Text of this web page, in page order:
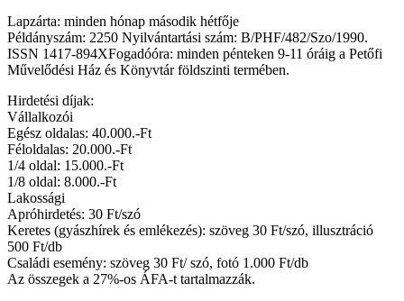
Lapzárta: minden hónap második hétfője
Példányszám: 2250 Nyilvántartási szám: B/PHF/482/Szo/1990.
ISSN 1417-894XFogadóóra: minden pénteken 9-11 óráig a Petőfi
Művelődési Ház és Könyvtár földszinti termében.
Hirdetési díjak:
Vállalkozói
Egész oldalas: 40.000.-Ft
Féloldalas: 20.000.-Ft
1/4 oldal: 15.000.-Ft
1/8 oldal: 8.000.-Ft
Lakossági
Apróhirdetés: 30 Ft/szó
Keretes (gyászhírek és emlékezés): szöveg 30 Ft/szó, illusztráció
500 Ft/db
Családi esemény: szöveg 30 Ft/ szó, fotó 1.000 Ft/db
Az összegek a 27%-os ÁFA-t tartalmazzák.